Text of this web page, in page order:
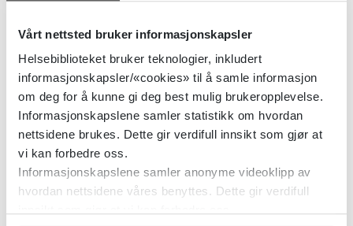
Vårt nettsted bruker informasjonskapsler
Helsebiblioteket bruker teknologier, inkludert
informasjonskapsler/«cookies» til å samle informasjon
om deg for å kunne gi deg best mulig brukeropplevelse.
Informasjonskapslene samler statistikk om hvordan
nettsidene brukes. Dette gir verdifull innsikt som gjør at
vi kan forbedre oss.
Informasjonskapslene samler anonyme videoklipp av
hvordan nettsidene våres benyttes. Dette gir verdifull
Den norske legeforening
Detaljer
Legeforeningen
Detaljer